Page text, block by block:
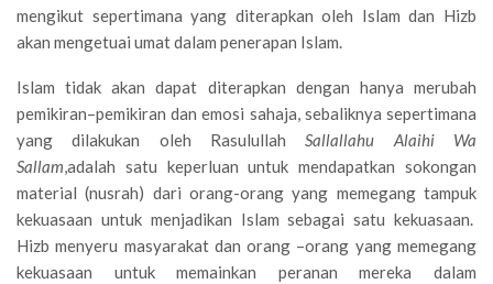
mengikut sepertimana yang diterapkan oleh Islam dan Hizb
akan mengetuai umat dalam penerapan Islam.
Islam tidak akan dapat diterapkan dengan hanya merubah
pemikiran–pemikiran dan emosi sahaja, sebaliknya sepertimana
yang dilakukan oleh RasulullahSallallahu Alaihi Wa
Sallam,adalah satu keperluan untuk mendapatkan sokongan
material (nusrah) dari orang-orang yang memegang tampuk
kekuasaan untuk menjadikan Islam sebagai satu kekuasaan.
Hizb menyeru masyarakat dan orang –orang yang memegang
kekuasaan untuk memainkan peranan mereka dalam